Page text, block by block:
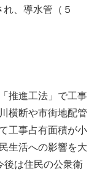
、導水管（５
推進工法」で工事
横断や市街地配管
工事占有面積が小
生活への影響を大
後は住民の公衆衛